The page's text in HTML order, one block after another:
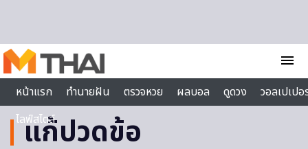
menu
หน้าแรก
ทำนายฝัน ตรวจหวย ผลบอล ดูดวง
วอลเปเป
ไลฟ์สไตล์
แก้ปวดข้อ